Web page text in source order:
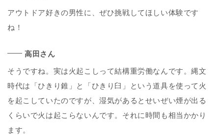
アウトドア好きの男性に、ぜひ挑戦してほしい体験です
ね！
高田さん
そうですね。実は火起こしって結構重労働なんです。縄文
時代は「ひきり錐」と「ひきり臼」という道具を使って火
を起こしていたのですが、湿気があるとせいぜい煙が出る
くらいで火は起こらないんです。それに時間も相当かかり
ます。